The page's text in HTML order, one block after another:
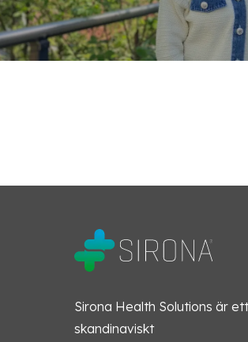
Sirona Health Solutions är ett
skandinaviskt